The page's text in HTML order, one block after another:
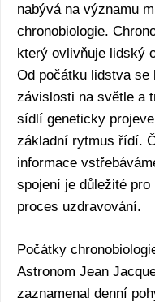
nabývá na významu
chronobiologie.
který ovlivňuje lidský
Od počátku lidstva
závislosti na světle a
sídlí geneticky
základní rytmus řídí.
informace
spojení je důležité
proces uzdravování.
Počátky
Astronom Jean
zaznamenal denní